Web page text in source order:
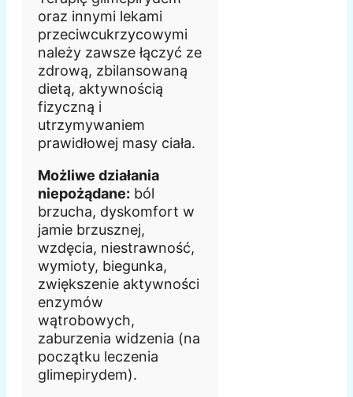
oraz innymi lekami
przeciwcukrzycowymi
należy zawsze łączyć ze
zdrową, zbilansowaną
dietą, aktywnością
fizyczną i
utrzymywaniem
prawidłowej masy ciała.
Możliwe działania
niepożądane: ból
brzucha, dyskomfort w
jamie brzusznej,
wzdęcia, niestrawność,
wymioty, biegunka,
zwiększenie aktywności
enzymów
wątrobowych,
zaburzenia widzenia (na
początku leczenia
glimepirydem).